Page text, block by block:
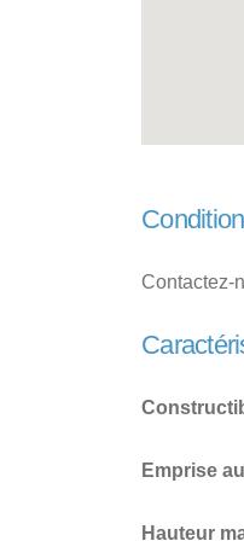
Contactez-
Emprise
Hauteur